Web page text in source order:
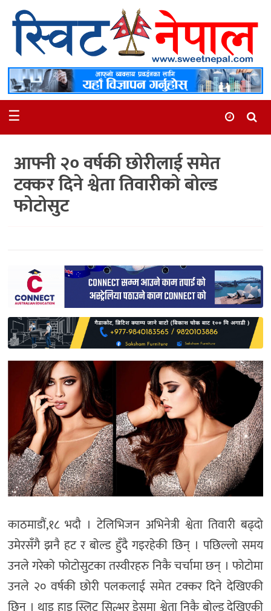
समाचार
स्थानीय
मनोरञ्जन
अन्तर्वार्ता
समाज
साहित्य
प्रदेश
English
☰
आफ्नी २० वर्षकी छोरीलाई समेत
टक्कर दिने श्वेता तिवारीको बोल्ड
फोटोसुट
काठमाडौं,१८ भदौ । टेलिभिजन अभिनेत्री श्वेता तिवारी बढ्दो
उमेरसँगै झनै हट र बोल्ड हुँदै गइरहेकी छिन् । पछिल्लो समय
उनले गरेको फोटोसुटका तस्वीरहरु निकै चर्चामा छन् । फोटोमा
उनले २० वर्षकी छोरी पलकलाई समेत टक्कर दिने देखिएकी